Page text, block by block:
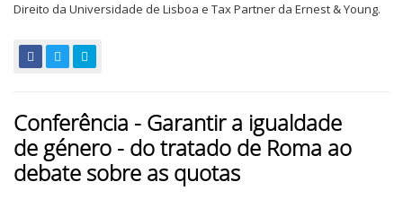
Direito da Universidade de Lisboa e Tax Partner da Ernest & Young.
Conferência - Garantir a igualdade
de género - do tratado de Roma ao
debate sobre as quotas